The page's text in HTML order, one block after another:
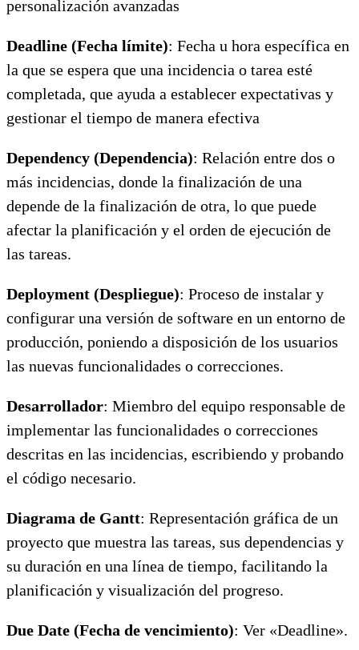
personalización avanzadas
Deadline (Fecha límite): Fecha u hora específica en
la que se espera que una incidencia o tarea esté
completada, que ayuda a establecer expectativas y
gestionar el tiempo de manera efectiva
Dependency (Dependencia): Relación entre dos o
más incidencias, donde la finalización de una
depende de la finalización de otra, lo que puede
afectar la planificación y el orden de ejecución de
las tareas.
Deployment (Despliegue): Proceso de instalar y
configurar una versión de software en un entorno de
producción, poniendo a disposición de los usuarios
las nuevas funcionalidades o correcciones.
Desarrollador: Miembro del equipo responsable de
implementar las funcionalidades o correcciones
descritas en las incidencias, escribiendo y probando
el código necesario.
Diagrama de Gantt: Representación gráfica de un
proyecto que muestra las tareas, sus dependencias y
su duración en una línea de tiempo, facilitando la
planificación y visualización del progreso.
Due Date (Fecha de vencimiento): Ver «Deadline».